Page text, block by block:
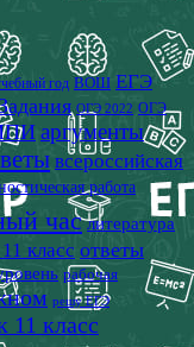
год ВОШ ЕГЭ
ОГЭ 2022 ОГЭ
аргументы
всероссийская
работа
час литература
класс ответы
рабочая
решу ЕГЭ
11 класс